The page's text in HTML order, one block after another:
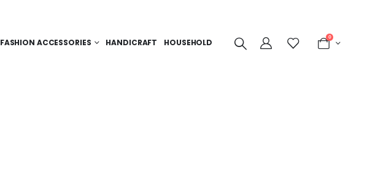
FASHION ACCESSORIES HANDICRAFT HOUSEHOLD
0